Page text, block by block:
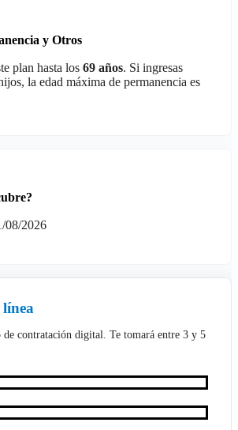
y Otros
plan hasta los 69 años. Si ingresas
la edad máxima de permanencia es
08/2026
de contratación digital. Te tomará entre 3 y 5